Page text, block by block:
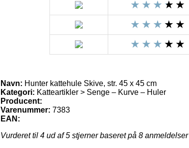
Navn: Hunter kattehule Skive, str. 45 x 45 cm
Kategori: Katteartikler > Senge – Kurve – Huler
Producent:
Varenummer: 7383
EAN:
Vurderet til 4 ud af 5 stjerner baseret på 8 anmeldelser